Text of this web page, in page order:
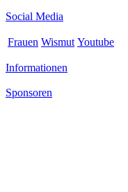
Social Media
Frauen Wismut Youtube
Informationen
Sponsoren